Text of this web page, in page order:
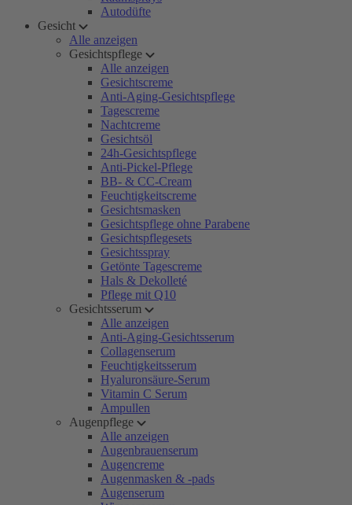
Autodüfte
Gesicht
Alle anzeigen
Gesichtspflege
Alle anzeigen
Gesichtscreme
Anti-Aging-Gesichtspflege
Tagescreme
Nachtcreme
Gesichtsöl
24h-Gesichtspflege
Anti-Pickel-Pflege
BB- & CC-Cream
Feuchtigkeitscreme
Gesichtsmasken
Gesichtspflege ohne Parabene
Gesichtspflegesets
Gesichtsspray
Getönte Tagescreme
Hals & Dekolleté
Pflege mit Q10
Gesichtsserum
Alle anzeigen
Anti-Aging-Gesichtsserum
Collagenserum
Feuchtigkeitsserum
Hyaluronsäure-Serum
Vitamin C Serum
Ampullen
Augenpflege
Alle anzeigen
Augenbrauenserum
Augencreme
Augenmasken & -pads
Augenserum